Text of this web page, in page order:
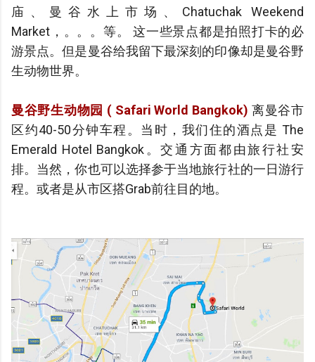
庙、曼谷水上市场、Chatuchak Weekend
Market，。。。等。 这一些景点都是拍照打卡的必
游景点。但是曼谷给我留下最深刻的印像却是曼谷野
生动物世界。
曼谷野生动物园 ( Safari World Bangkok) 离曼谷市
区约40-50分钟车程。当时，我们住的酒点是 The
Emerald Hotel Bangkok。交通方面都由旅行社安
排。当然，你也可以选择参于当地旅行社的一日游行
程。或者是从市区搭Grab前往目的地。